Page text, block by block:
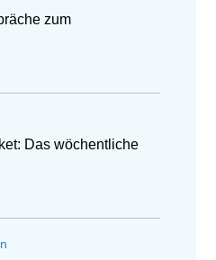
zum
Das wöchentliche